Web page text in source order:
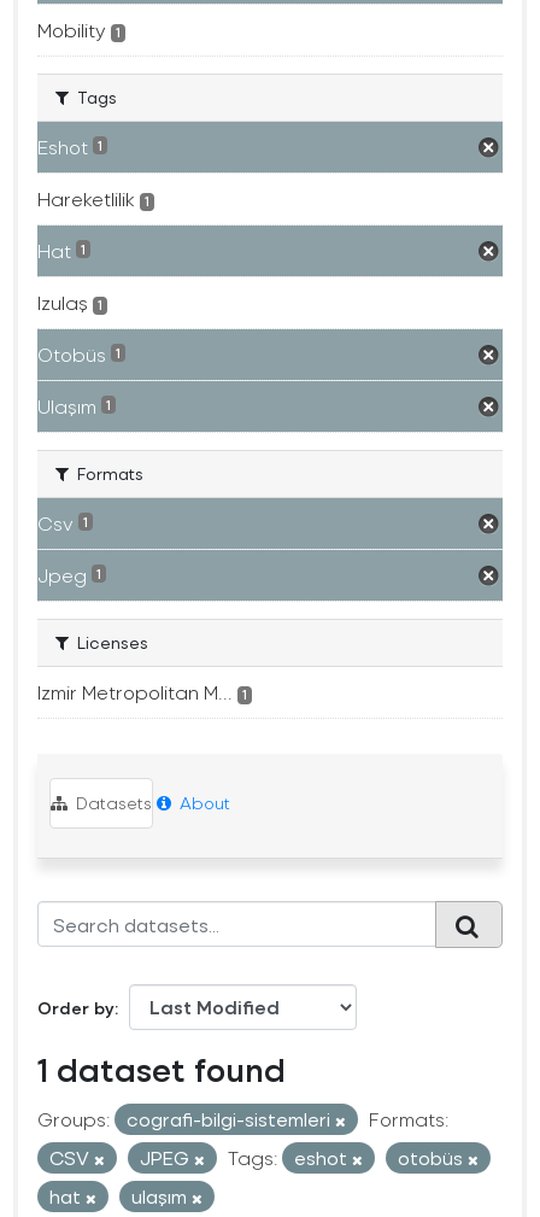
Mobility 1
Tags
Eshot 1
Hareketlilik 1
Hat 1
Izulaş 1
Otobüs 1
Ulaşım 1
Formats
Csv 1
Jpeg 1
Licenses
Izmir Metropolitan M... 1
Datasets About
Order by
1 dataset found
Groups: cografi-bilgi-sistemleri
Formats:
CSV
JPEG Tags: eshot
otobüs
hat
ulaşım